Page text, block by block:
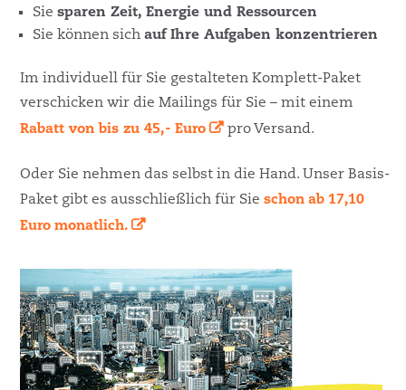
Siesparen Zeit, Energie und Ressourcen
Sie können sichauf Ihre Aufgaben konzentrieren
Im individuell für Sie gestalteten Komplett-Paket
verschicken wir die Mailings für Sie – mit einem
Rabatt von bis zu 45,- Euro
pro Versand.
Oder Sie nehmen das selbst in die Hand. Unser Basis-
Paket gibt es ausschließlich für Sie schon ab 17,10
Euro monatlich.